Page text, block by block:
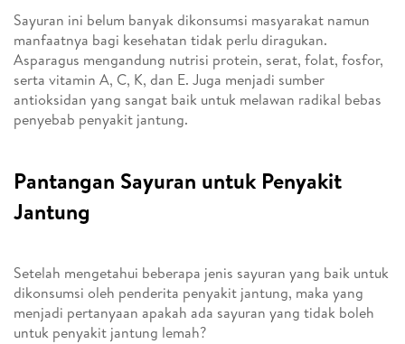
Sayuran ini belum banyak dikonsumsi masyarakat namun
manfaatnya bagi kesehatan tidak perlu diragukan.
Asparagus mengandung nutrisi protein, serat, folat, fosfor,
serta vitamin A, C, K, dan E. Juga menjadi sumber
antioksidan yang sangat baik untuk melawan radikal bebas
penyebab penyakit jantung.
Pantangan Sayuran untuk Penyakit
Jantung
Setelah mengetahui beberapa jenis sayuran yang baik untuk
dikonsumsi oleh penderita penyakit jantung, maka yang
menjadi pertanyaan apakah ada sayuran yang tidak boleh
untuk penyakit jantung lemah?